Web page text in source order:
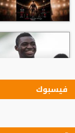
فيسبوك